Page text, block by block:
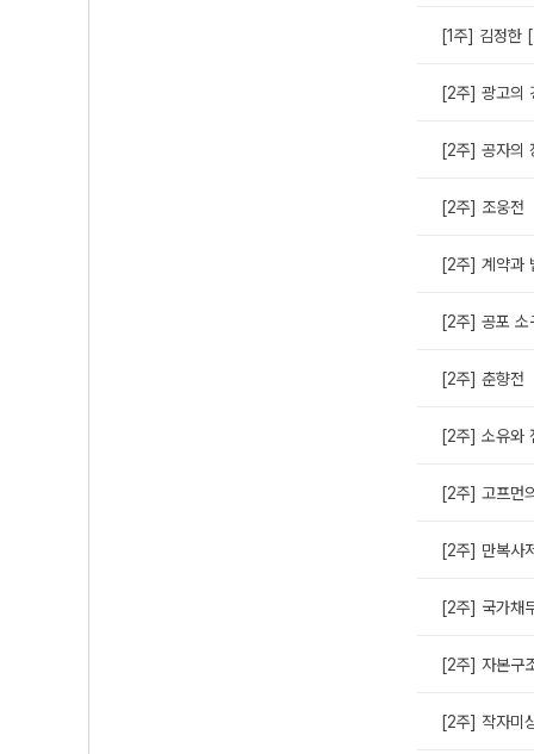
[1주] 김정한
[2주] 광고의
[2주] 공자의
[2주] 조웅전
[2주] 계약과
[2주] 공포 소
[2주] 춘향전
[2주] 소유와
[2주] 고프먼
[2주] 만복사
[2주] 국가채
[2주] 자본구
[2주] 작자미